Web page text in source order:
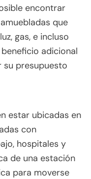
encontrar
que
gas, e incluso
adicional
su presupuesto
estar ubicadas en
con
hospitales y
de una estación
para moverse